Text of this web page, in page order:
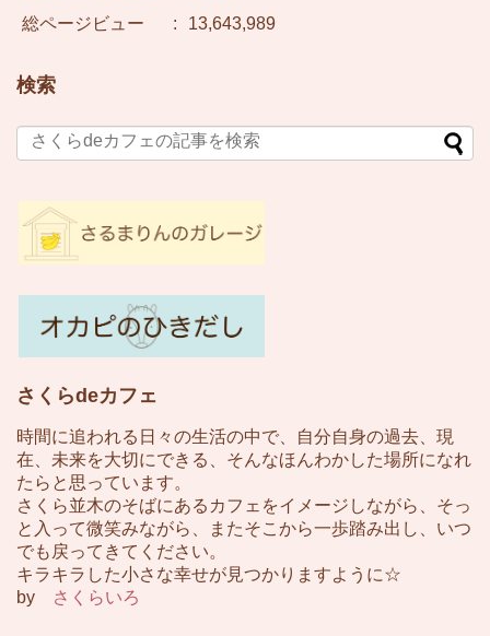
総ページビュー
: 13,643,989
検索
さくらdeカフェ
時間に追われる日々の生活の中で、自分自身の過去、現
在、未来を大切にできる、そんなほんわかした場所になれ
たらと思っています。
さくら並木のそばにあるカフェをイメージしながら、そっ
と入って微笑みながら、またそこから一歩踏み出し、いつ
でも戻ってきてください。
キラキラした小さな幸せが見つかりますように☆
by
さくらいろ